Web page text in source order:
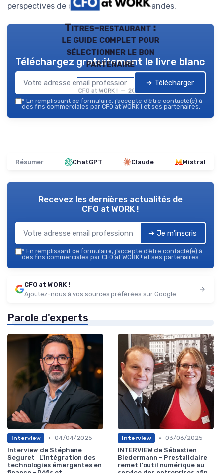
perspectives de carrière encore plus grandes.
Titres-restaurant :
le guide complet pour
sélectionner le bon
partenaire
CFO at WORK ! — 2026
Téléchargez gratuitement le livre blanc
➔ Télécharger
* En remplissant ce formulaire, j’accepte d’être contacté(e) à
des fins commerciales par CFO at WORK ! et ses partenaires.
Résumer ChatGPT Claude Mistral
Recevez les dernières actualités de
CFO at WORK !
➔ Je m'inscris
* En remplissant ce formulaire, j’accepte d’être contacté(e) à
des fins commerciales par CFO at WORK ! et ses partenaires.
CFO at WORK !
Ajoutez-nous à vos sources préférées sur Google
Parole d'experts
Interview • 04/04/2025
Interview de Stéphane
Seguret : L'intégration des
technologies émergentes en
Interview • 03/06/2025
INTERVIEW de Sébastien
Biedermann - Prestalidaire
remet l'outil numérique au